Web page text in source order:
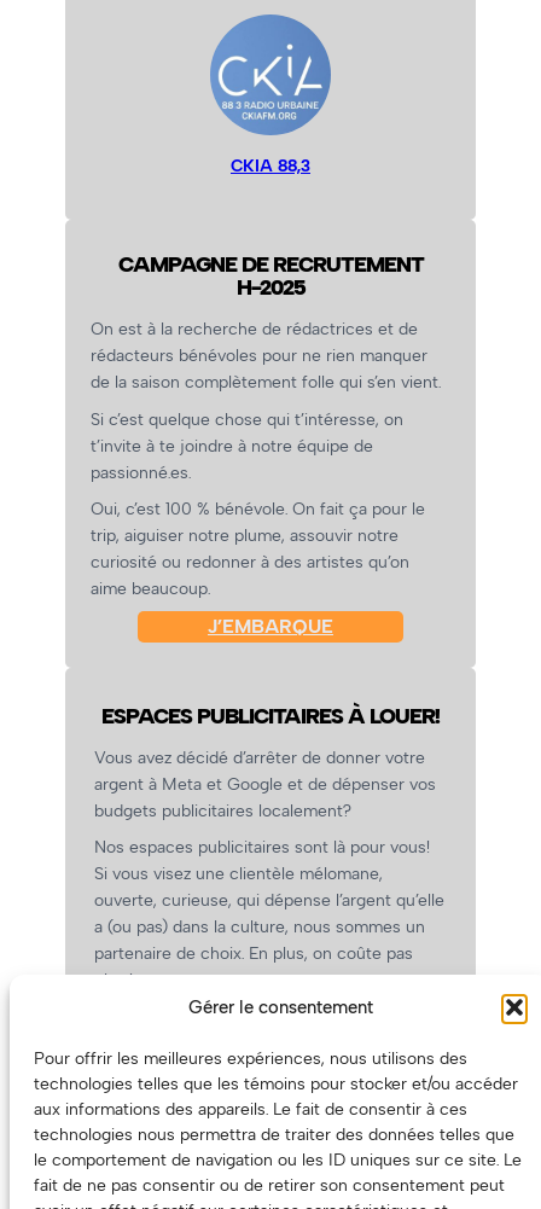
Gérer le consentement
Pour offrir les meilleures expériences, nous utilisons des
technologies telles que les témoins pour stocker et/ou accéder
aux informations des appareils. Le fait de consentir à ces
technologies nous permettra de traiter des données telles que
le comportement de navigation ou les ID uniques sur ce site. Le
fait de ne pas consentir ou de retirer son consentement peut
CKIA 88,3
CAMPAGNE DE RECRUTEMENT
H-2025
On est à la recherche de rédactrices et de
rédacteurs bénévoles pour ne rien manquer
de la saison complètement folle qui s’en vient.
Si c’est quelque chose qui t’intéresse, on
t’invite à te joindre à notre équipe de
passionné.es.
Oui, c’est 100 % bénévole. On fait ça pour le
trip, aiguiser notre plume, assouvir notre
curiosité ou redonner à des artistes qu’on
aime beaucoup.
J’EMBARQUE
ESPACES PUBLICITAIRES À LOUER!
Vous avez décidé d’arrêter de donner votre
argent à Meta et Google et de dépenser vos
budgets publicitaires localement?
Nos espaces publicitaires sont là pour vous!
Si vous visez une clientèle mélomane,
ouverte, curieuse, qui dépense l’argent qu’elle
a (ou pas) dans la culture, nous sommes un
partenaire de choix. En plus, on coûte pas
cher!
On prépare une grille tarifaire intéressante et
(Oui, on va avoir des tarifs spéciaux pour
vous, les artistes!)